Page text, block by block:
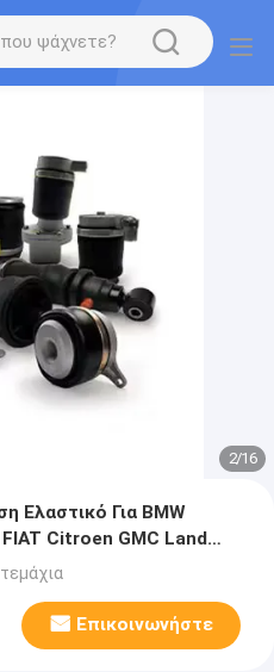
2/16
Ελαστικό Για BMW
Citroen GMC Land
Επικοινωνήστε